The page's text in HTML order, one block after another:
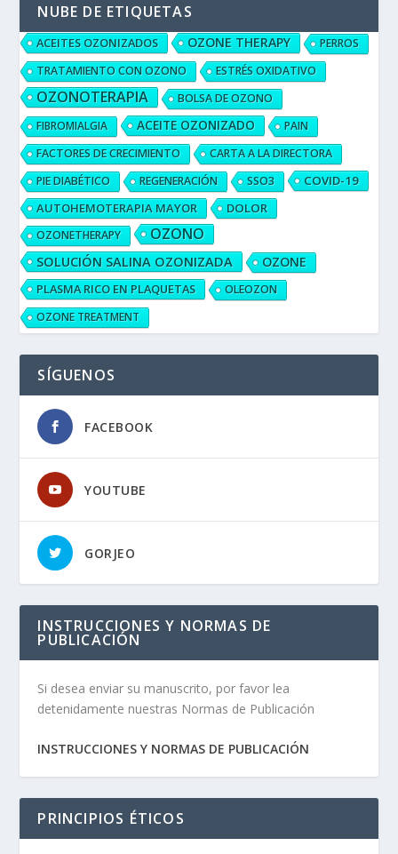
NUBE DE ETIQUETAS
ACEITES OZONIZADOS OZONE THERAPY
PERROS
TRATAMIENTO CON OZONO
ESTRÉS OXIDATIVO
OZONOTERAPIA
BOLSA DE OZONO
FIBROMIALGIA
ACEITE OZONIZADO
PAIN
FACTORES DE CRECIMIENTO
CARTA A LA DIRECTORA
PIE DIABÉTICO
REGENERACIÓN SSO3
COVID-19
AUTOHEMOTERAPIA MAYOR
DOLOR
OZONETHERAPY OZONO
SOLUCIÓN SALINA OZONIZADA OZONE
PLASMA RICO EN PLAQUETAS
OLEOZON
OZONE TREATMENT
SÍGUENOS
FACEBOOK
YOUTUBE
GORJEO
INSTRUCCIONES Y NORMAS DE
PUBLICACIÓN
Si desea enviar su manuscrito, por favor lea
detenidamente nuestras Normas de Publicación
INSTRUCCIONES Y NORMAS DE PUBLICACIÓN
PRINCIPIOS ÉTICOS